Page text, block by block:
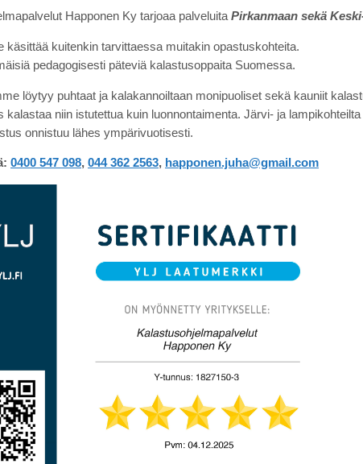
Happonen Ky tarjoaa palveluita Pirkanmaan sekä
käsittää kuitenkin tarvittaessa muitakin opastuskohteita.
pedagogisesti päteviä kalastusoppaita Suomessa.
löytyy puhtaat ja kalakannoiltaan monipuoliset sekä kauniit
kalastaa niin istutettua kuin luonnontaimenta. Järvi- ja
onnistuu lähes ympärivuotisesti.
0400 547 098, 044 362 2563, happonen.juha@gmail.com